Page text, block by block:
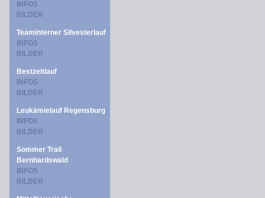
INFOS
BILDER
Teaminterner Silvesterlauf
INFOS
BILDER
Bestzeitlauf
INFOS
BILDER
Leukämielauf Regensburg
INFOS
BILDER
Sommer Trail
Bernhardswald
INFOS
BILDER